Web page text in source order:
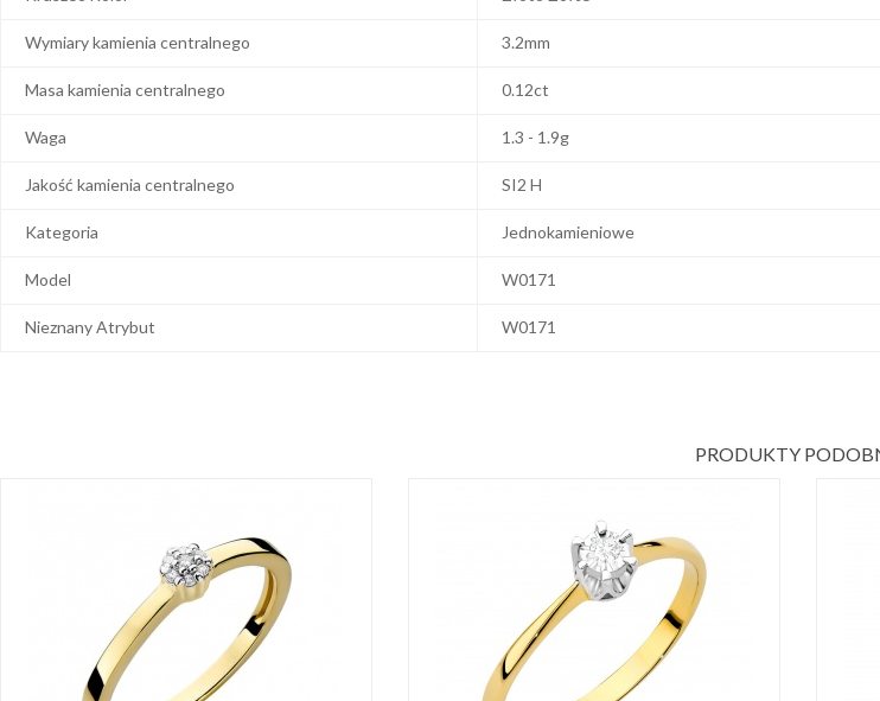
Wymiary kamienia centralnego 3.2mm
Masa kamienia centralnego 0.12ct
Waga 1.3 - 1.9g
Jakość kamienia centralnego SI2 H
Kategoria Jednokamieniowe
Model W0171
Nieznany Atrybut W0171
PRODUKTY